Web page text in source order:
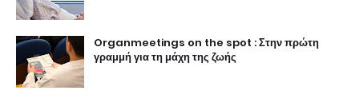
Organmeetings on the spot : Στην πρώτη
γραμμή για τη μάχη της ζωής